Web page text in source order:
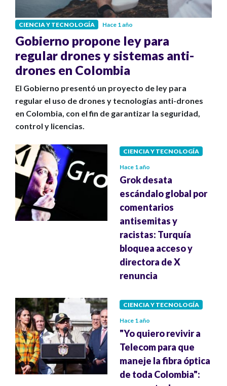
CIENCIA Y TECNOLOGÍA Hace 1 año
Gobierno propone ley para
regular drones y sistemas anti-
drones en Colombia
El Gobierno presentó un proyecto de ley para
regular el uso de drones y tecnologías anti-drones
en Colombia, con el fin de garantizar la seguridad,
control y licencias.
CIENCIA Y TECNOLOGÍA
Hace 1 año
Grok desata
escándalo global por
comentarios
antisemitas y
racistas: Turquía
bloquea acceso y
directora de X
renuncia
CIENCIA Y TECNOLOGÍA
Hace 1 año
"Yo quiero revivir a
Telecom para que
maneje la fibra óptica
de toda Colombia":